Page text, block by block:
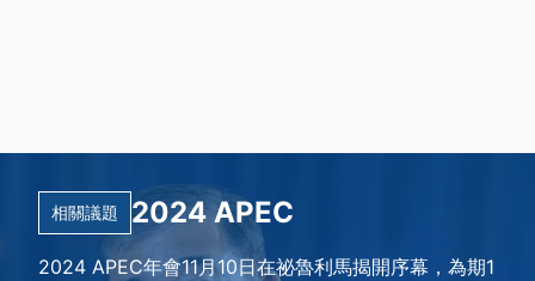
相關議題 2024 APEC
2024 APEC年會11月10日在祕魯利馬揭開序幕，為期1